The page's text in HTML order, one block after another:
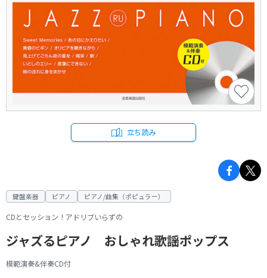
立ち読み
鍵盤楽器 ピアノ ピアノ/曲集（ポピュラー）
CDとセッション！アドリブいらずの
ジャズるピアノ おしゃれ歌謡ポップス
模範演奏&伴奏CD付